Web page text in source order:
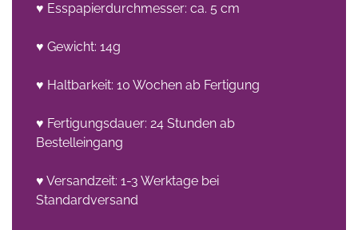
♥ Esspapierdurchmesser: ca. 5 cm
♥ Gewicht: 14g
♥ Haltbarkeit: 10 Wochen ab Fertigung
♥ Fertigungsdauer: 24 Stunden ab
Bestelleingang
♥ Versandzeit: 1-3 Werktage bei
Standardversand